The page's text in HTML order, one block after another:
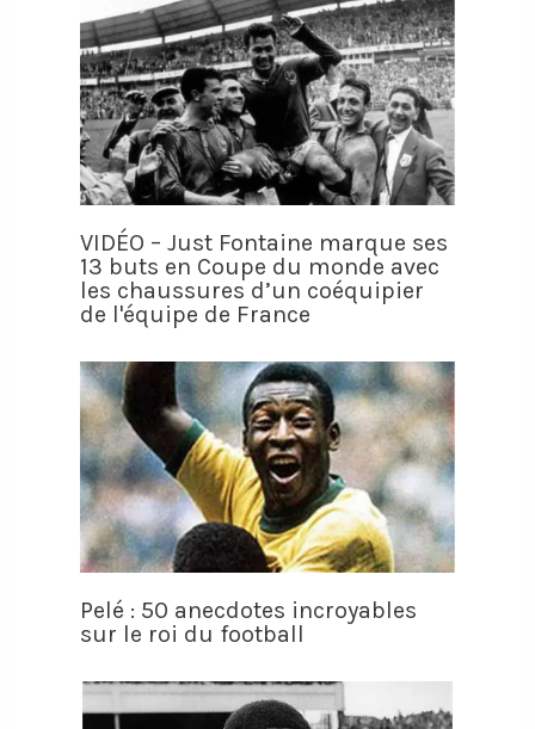
VIDÉO – Just Fontaine marque ses
13 buts en Coupe du monde avec
les chaussures d’un coéquipier
de l'équipe de France
Pelé : 50 anecdotes incroyables
sur le roi du football